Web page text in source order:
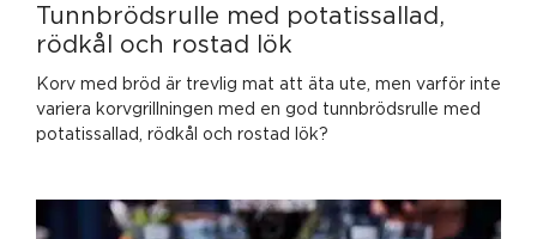
Tunnbrödsrulle med potatissallad,
rödkål och rostad lök
Korv med bröd är trevlig mat att äta ute, men varför inte
variera korvgrillningen med en god tunnbrödsrulle med
potatissallad, rödkål och rostad lök?